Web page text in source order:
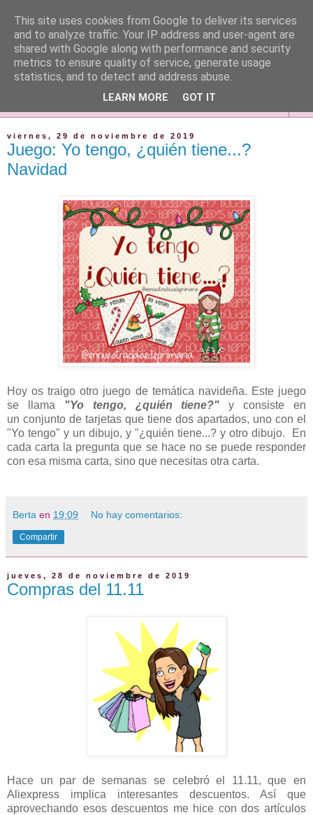
viernes, 29 de noviembre de 2019
Juego: Yo tengo, ¿quién tiene...?
Navidad
Hoy os traigo otro juego de temática navideña. Este juego
se llama "Yo tengo, ¿quién tiene?" y consiste en
un conjunto de tarjetas que tiene dos apartados, uno con el
"Yo tengo" y un dibujo, y "¿quién tiene...? y otro dibujo. En
cada carta la pregunta que se hace no se puede responder
con esa misma carta, sino que necesitas otra carta.
Berta en 19:09 No hay comentarios:
Compartir
jueves, 28 de noviembre de 2019
Compras del 11.11
Hace un par de semanas se celebró el 11.11, que en
Aliexpress implica interesantes descuentos. Así que
aprovechando esos descuentos me hice con dos artículos
This site uses cookies from Google to deliver its services
and to analyze traffic. Your IP address and user-agent are
shared with Google along with performance and security
metrics to ensure quality of service, generate usage
statistics, and to detect and address abuse.
LEARN MORE GOT IT